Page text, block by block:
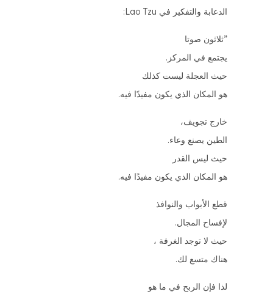
الدعابة والتفكير في Lao Tzu:
”ثلاثون صوتا
يجتمع في المركز.
حيث العجلة ليست كذلك
هو المكان الذي يكون مفيدًا فيه.
خارج تجويف،
الطين يصنع وعاء.
حيث ليس القدر
هو المكان الذي يكون مفيدًا فيه.
قطع الأبواب والنوافذ
لإفساح المجال.
حيث لا توجد الغرفة ،
هناك متسع لك.
لذا فإن الربح في ما هو